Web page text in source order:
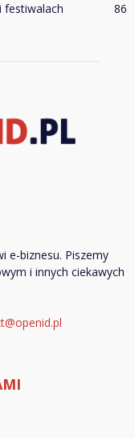
festiwalach
86
e-biznesu. Piszemy
i innych ciekawych